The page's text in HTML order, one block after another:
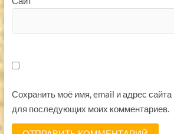
Сохранить моё имя, email и адрес сайта
для последующих моих комментариев.